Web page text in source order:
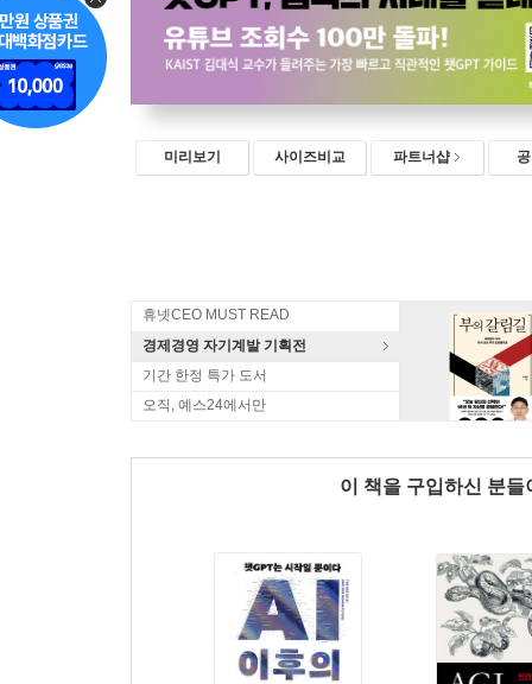
미리보기 사이즈비교 파트너샵
휴넷CEO MUST READ
경제경영 자기계발 기획전
기간 한정 특가 도서
오직, 예스24에서만
이 책을 구입하신 분